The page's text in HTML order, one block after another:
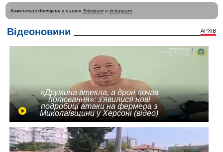
Коментарі доступні в наших Telegramи instagram.
Відеоновини АРХІВ
«Дружина втекла, а дрон почав
полювання»: з'явилися нові
подробиці атаки на фермера з
Миколаївщини у Херсоні (відео)